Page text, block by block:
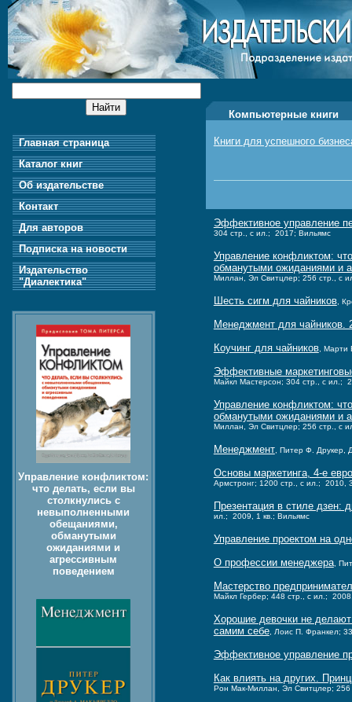
Главная страница
Каталог книг
Об издательстве
Контакт
Для авторов
Подписка на новости
Издательство
"Диалектика"
Управление конфликтом:
что делать, если вы
столкнулись с
невыполненными
обещаниями,
обманутыми
ожиданиями и
агрессивным
поведением
Компьютерные книги
Книги для успешного
Эффективное управление
304 стр., с ил.; 2017; Вильямс
Управление конфликтом:
обманутыми ожиданиями и
Миллан, Эл Свитцлер; 256 стр., с
Шесть сигм для чайников,
Менеджмент для чайников.
Коучинг для чайников, Марти
Эффективные
Майкл Мастерсон; 304 стр., с ил.;
Управление конфликтом:
обманутыми ожиданиями и
Миллан, Эл Свитцлер; 256 стр., с
Менеджмент, Питер Ф. Друкер,
Основы маркетинга, 4-е
Армстронг; 1200 стр., с ил.; 2010,
Презентация в стиле дзен:
ил.; 2009, 1 кв.; Вильямс
Управление проектом на
О профессии менеджера,
Мастерство
Майкл Гербер; 448 стр., с ил.;
Хорошие девочки не делают
самим себе, Лоис П. Франкел;
Эффективное управление
Как влиять на других.
Рон Мак-Миллан, Эл Свитцлер; 256